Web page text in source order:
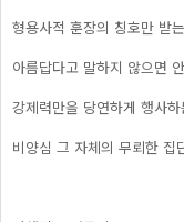
형용사적 훈장의 칭호만 받는
아름답다고 말하지 않으면
강제력만을 당연하게 행사하
비양심 그 자체의 무뢰한 집